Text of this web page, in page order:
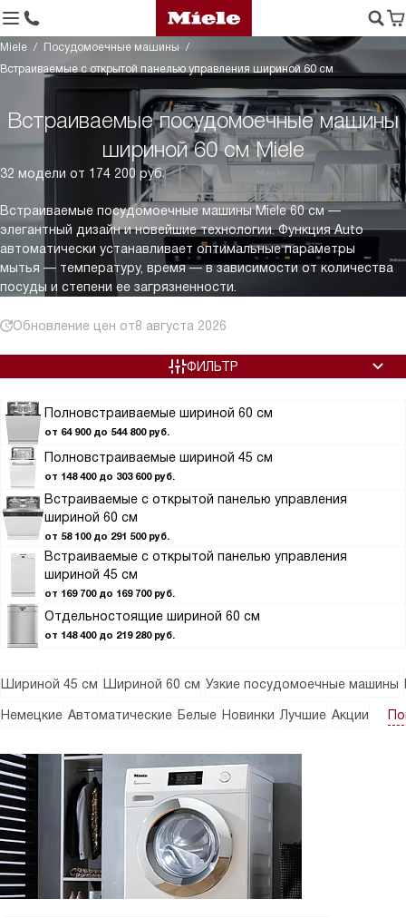
Miele
Посудомоечные машины
Встраиваемые с открытой панелью управления шириной 60 см
Встраиваемые посудомоечные машины
шириной 60 см Miele
32 модели от 174 200 руб.
Встраиваемые посудомоечные машины Miele 60 см —
элегантный дизайн и новейшие технологии. Функция Auto
автоматически устанавливает оптимальные параметры
мытья — температуру, время — в зависимости от количества
посуды и степени ее загрязненности.
Обновление цен от8 августа 2026
Полновстраиваемые шириной 60 см
от 64 900 до 544 800 руб.
Полновстраиваемые шириной 45 см
от 148 400 до 303 600 руб.
Встраиваемые с открытой панелью управления
шириной 60 см
от 58 100 до 291 500 руб.
Встраиваемые с открытой панелью управления
шириной 45 см
от 169 700 до 169 700 руб.
Отдельностоящие шириной 60 см
от 148 400 до 219 280 руб.
ФИЛЬТР
Шириной 45 см Шириной 60 см Узкие посудомоечные машины
Немецкие Автоматические Белые Новинки Лучшие Акции